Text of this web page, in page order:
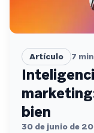
Artículo 7
bien
30 de junio de